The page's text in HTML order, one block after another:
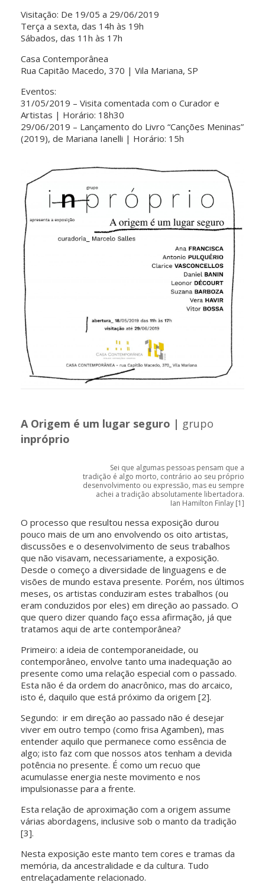
Visitação: De 19/05 a 29/06/2019
Terça a sexta, das 14h às 19h
Sábados, das 11h às 17h
Casa Contemporânea
Rua Capitão Macedo, 370 | Vila Mariana, SP
Eventos:
31/05/2019 – Visita comentada com o Curador e
Artistas | Horário: 18h30
29/06/2019 – Lançamento do Livro “Canções Meninas”
(2019), de Mariana Ianelli | Horário: 15h
A Origem é um lugar seguro | grupo
inpróprio
Sei que algumas pessoas pensam que a
tradição é algo morto, contrário ao seu próprio
desenvolvimento ou expressão, mas eu sempre
achei a tradição absolutamente libertadora.
Ian Hamilton Finlay [1]
O processo que resultou nessa exposição durou
pouco mais de um ano envolvendo os oito artistas,
discussões e o desenvolvimento de seus trabalhos
que não visavam, necessariamente, a exposição.
Desde o começo a diversidade de linguagens e de
visões de mundo estava presente. Porém, nos últimos
meses, os artistas conduziram estes trabalhos (ou
eram conduzidos por eles) em direção ao passado. O
que quero dizer quando faço essa afirmação, já que
tratamos aqui de arte contemporânea?
Primeiro: a ideia de contemporaneidade, ou
contemporâneo, envolve tanto uma inadequação ao
presente como uma relação especial com o passado.
Esta não é da ordem do anacrônico, mas do arcaico,
isto é, daquilo que está próximo da origem [2].
Segundo: ir em direção ao passado não é desejar
viver em outro tempo (como frisa Agamben), mas
entender aquilo que permanece como essência de
algo; isto faz com que nossos atos tenham a devida
potência no presente. É como um recuo que
acumulasse energia neste movimento e nos
impulsionasse para a frente.
Esta relação de aproximação com a origem assume
várias abordagens, inclusive sob o manto da tradição
[3].
Nesta exposição este manto tem cores e tramas da
memória, da ancestralidade e da cultura. Tudo
entrelaçadamente relacionado.